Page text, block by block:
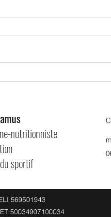
Banana Bread aux flocons
nutritionniste
sportif
569501943
50034907100034